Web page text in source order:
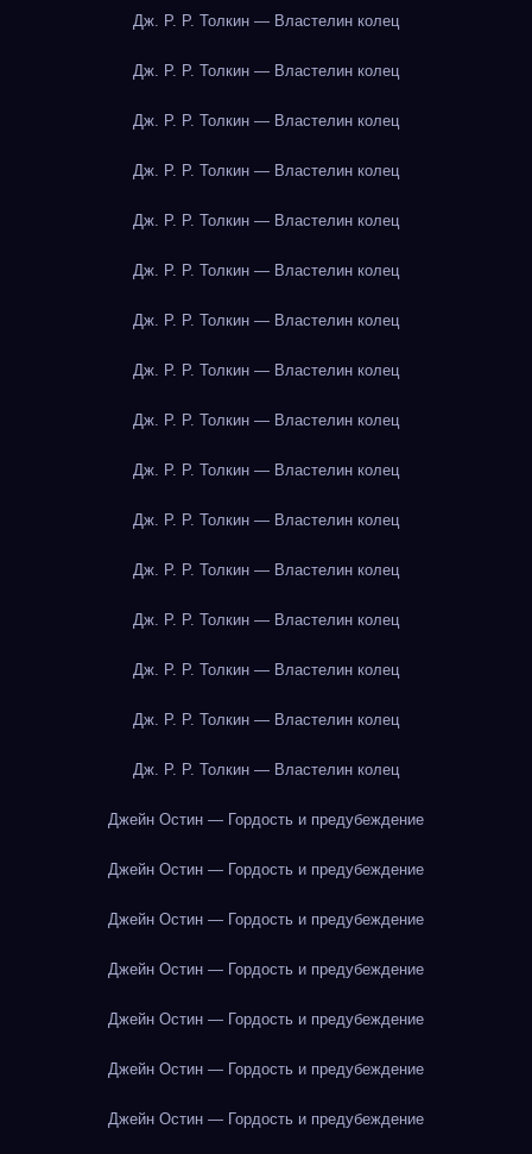
Дж. Р. Р. Толкин — Властелин колец
Дж. Р. Р. Толкин — Властелин колец
Дж. Р. Р. Толкин — Властелин колец
Дж. Р. Р. Толкин — Властелин колец
Дж. Р. Р. Толкин — Властелин колец
Дж. Р. Р. Толкин — Властелин колец
Дж. Р. Р. Толкин — Властелин колец
Дж. Р. Р. Толкин — Властелин колец
Дж. Р. Р. Толкин — Властелин колец
Дж. Р. Р. Толкин — Властелин колец
Дж. Р. Р. Толкин — Властелин колец
Дж. Р. Р. Толкин — Властелин колец
Дж. Р. Р. Толкин — Властелин колец
Дж. Р. Р. Толкин — Властелин колец
Дж. Р. Р. Толкин — Властелин колец
Дж. Р. Р. Толкин — Властелин колец
Джейн Остин — Гордость и предубеждение
Джейн Остин — Гордость и предубеждение
Джейн Остин — Гордость и предубеждение
Джейн Остин — Гордость и предубеждение
Джейн Остин — Гордость и предубеждение
Джейн Остин — Гордость и предубеждение
Джейн Остин — Гордость и предубеждение